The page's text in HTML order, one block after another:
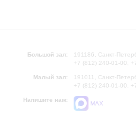
Большой зал:
191186, Санкт-
+7 (812) 240-01-00,
Малый зал:
191011, Санкт-
+7 (812) 240-01-00,
Напишите нам:
MAX